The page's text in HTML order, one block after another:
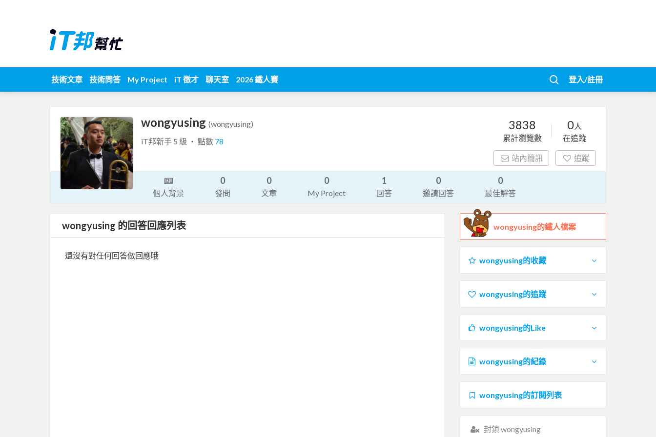
技術文章 技術問答 My Project iT 徵才 聊天室 2026 鐵人賽 登入/註冊
wongyusing (wongyusing)
iT邦新手 5 級 ‧ 點數 78
3838
累計瀏覽數
0人
在追蹤
站內簡訊 追蹤
個人背景
0
發問
0
文章
0
My Project
1
回答
0
邀請回答
0
最佳解答
wongyusing 的回答回應列表
還沒有對任何回答做回應哦
wongyusing的鐵人檔案
wongyusing的收藏
wongyusing的追蹤
wongyusing的Like
wongyusing的紀錄
wongyusing的訂閱列表
封鎖 wongyusing